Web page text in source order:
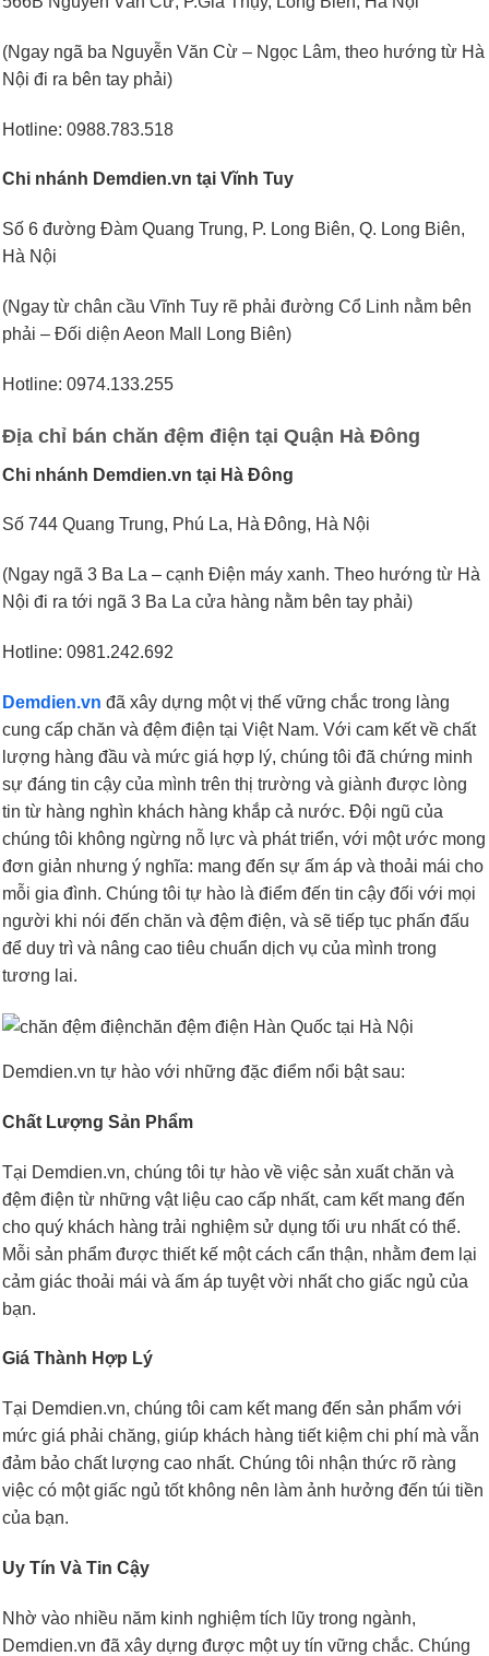
(Ngay ngã ba Nguyễn Văn Cừ – Ngọc Lâm, theo hướng từ Hà
Nội đi ra bên tay phải)
Hotline: 0988.783.518
Chi nhánh Demdien.vn tại Vĩnh Tuy
Số 6 đường Đàm Quang Trung, P. Long Biên, Q. Long Biên,
Hà Nội
(Ngay từ chân cầu Vĩnh Tuy rẽ phải đường Cổ Linh nằm bên
phải – Đối diện Aeon Mall Long Biên)
Hotline: 0974.133.255
Địa chỉ bán chăn đệm điện tại Quận Hà Đông
Chi nhánh Demdien.vn tại Hà Đông
Số 744 Quang Trung, Phú La, Hà Đông, Hà Nội
(Ngay ngã 3 Ba La – cạnh Điện máy xanh. Theo hướng từ Hà
Nội đi ra tới ngã 3 Ba La cửa hàng nằm bên tay phải)
Hotline: 0981.242.692
Demdien.vn đã xây dựng một vị thế vững chắc trong làng
cung cấp chăn và đệm điện tại Việt Nam. Với cam kết về chất
lượng hàng đầu và mức giá hợp lý, chúng tôi đã chứng minh
sự đáng tin cậy của mình trên thị trường và giành được lòng
tin từ hàng nghìn khách hàng khắp cả nước. Đội ngũ của
chúng tôi không ngừng nỗ lực và phát triển, với một ước mong
đơn giản nhưng ý nghĩa: mang đến sự ấm áp và thoải mái cho
mỗi gia đình. Chúng tôi tự hào là điểm đến tin cậy đối với mọi
người khi nói đến chăn và đệm điện, và sẽ tiếp tục phấn đấu
để duy trì và nâng cao tiêu chuẩn dịch vụ của mình trong
tương lai.
Demdien.vn tự hào với những đặc điểm nổi bật sau:
Chất Lượng Sản Phẩm
Tại Demdien.vn, chúng tôi tự hào về việc sản xuất chăn và
đệm điện từ những vật liệu cao cấp nhất, cam kết mang đến
cho quý khách hàng trải nghiệm sử dụng tối ưu nhất có thể.
Mỗi sản phẩm được thiết kế một cách cẩn thận, nhằm đem lại
cảm giác thoải mái và ấm áp tuyệt vời nhất cho giấc ngủ của
bạn.
Giá Thành Hợp Lý
Tại Demdien.vn, chúng tôi cam kết mang đến sản phẩm với
mức giá phải chăng, giúp khách hàng tiết kiệm chi phí mà vẫn
đảm bảo chất lượng cao nhất. Chúng tôi nhận thức rõ ràng
việc có một giấc ngủ tốt không nên làm ảnh hưởng đến túi tiền
của bạn.
Uy Tín Và Tin Cậy
Nhờ vào nhiều năm kinh nghiệm tích lũy trong ngành,
Demdien.vn đã xây dựng được một uy tín vững chắc. Chúng